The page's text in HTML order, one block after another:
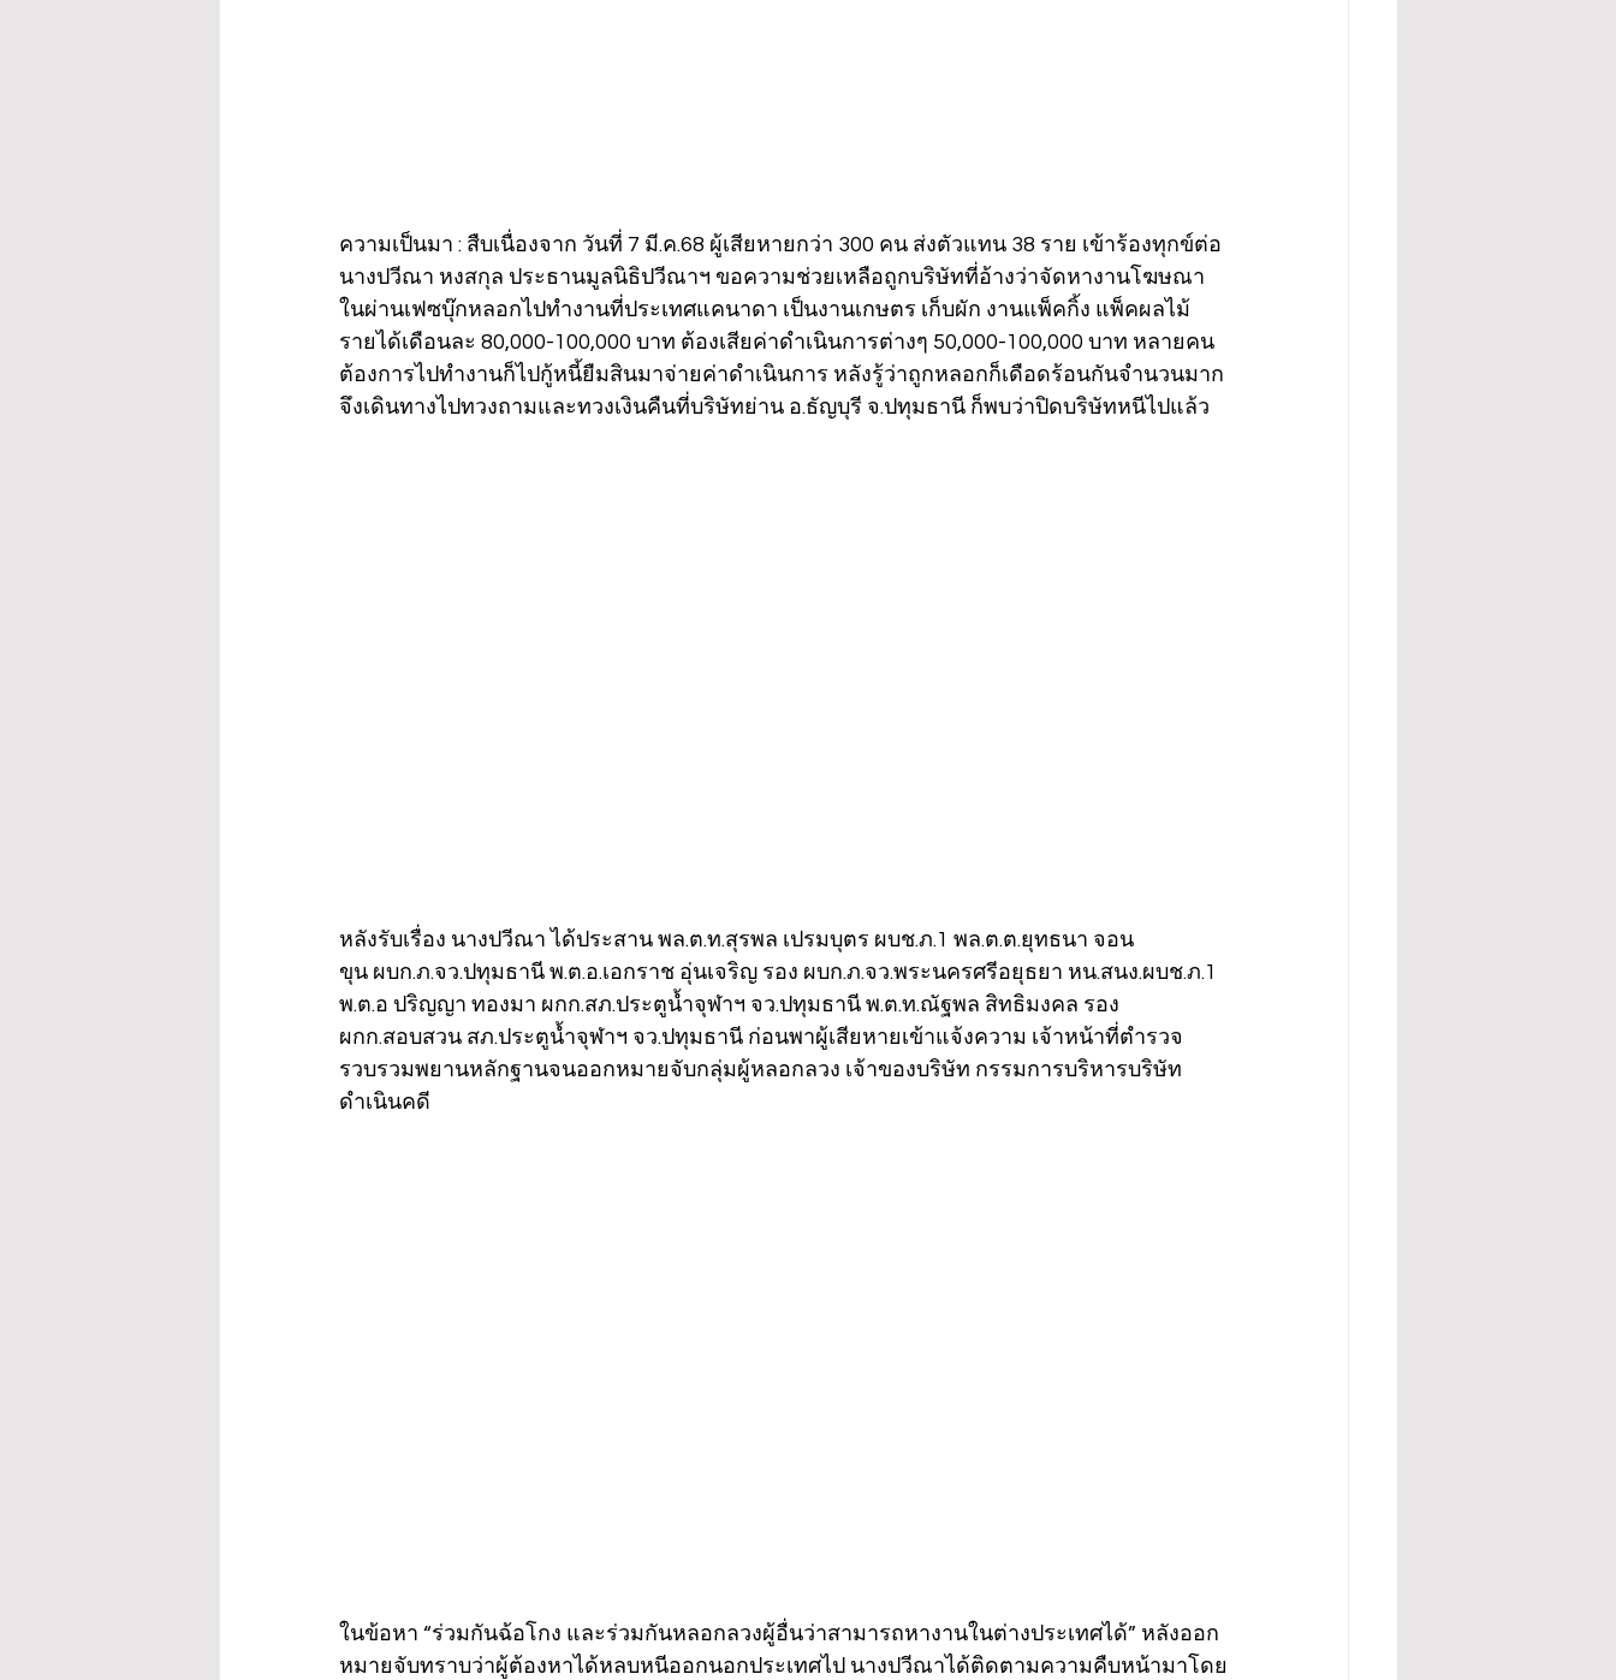
ความเป็นมา : สืบเนื่องจาก วันที่ 7 มี.ค.68 ผู้เสียหายกว่า 300 คน ส่งตัวแทน 38 ราย เข้าร้องทุกข์ต่อ
นางปวีณา หงสกุล ประธานมูลนิธิปวีณาฯ ขอความช่วยเหลือถูกบริษัทที่อ้างว่าจัดหางานโฆษณา
ในผ่านเฟซบุ๊กหลอกไปทำงานที่ประเทศแคนาดา เป็นงานเกษตร เก็บผัก งานแพ็คกิ้ง แพ็คผลไม้
รายได้เดือนละ 80,000-100,000 บาท ต้องเสียค่าดำเนินการต่างๆ 50,000-100,000 บาท หลายคน
ต้องการไปทำงานก็ไปกู้หนี้ยืมสินมาจ่ายค่าดำเนินการ หลังรู้ว่าถูกหลอกก็เดือดร้อนกันจำนวนมาก
จึงเดินทางไปทวงถามและทวงเงินคืนที่บริษัทย่าน อ.ธัญบุรี จ.ปทุมธานี ก็พบว่าปิดบริษัทหนีไปแล้ว
หลังรับเรื่อง นางปวีณา ได้ประสาน พล.ต.ท.สุรพล เปรมบุตร ผบช.ภ.1 พล.ต.ต.ยุทธนา จอน
ขุน ผบก.ภ.จว.ปทุมธานี พ.ต.อ.เอกราช อุ่นเจริญ รอง ผบก.ภ.จว.พระนครศรีอยุธยา หน.สนง.ผบช.ภ.1
พ.ต.อ ปริญญา ทองมา ผกก.สภ.ประตูน้ำจุฬาฯ จว.ปทุมธานี พ.ต.ท.ณัฐพล สิทธิมงคล รอง
ผกก.สอบสวน สภ.ประตูน้ำจุฬาฯ จว.ปทุมธานี ก่อนพาผู้เสียหายเข้าแจ้งความ เจ้าหน้าที่ตำรวจ
รวบรวมพยานหลักฐานจนออกหมายจับกลุ่มผู้หลอกลวง เจ้าของบริษัท กรรมการบริหารบริษัท
ดำเนินคดี
ในข้อหา “ร่วมกันฉ้อโกง และร่วมกันหลอกลวงผู้อื่นว่าสามารถหางานในต่างประเทศได้” หลังออก
หมายจับทราบว่าผู้ต้องหาได้หลบหนีออกนอกประเทศไป นางปวีณาได้ติดตามความคืบหน้ามาโดย